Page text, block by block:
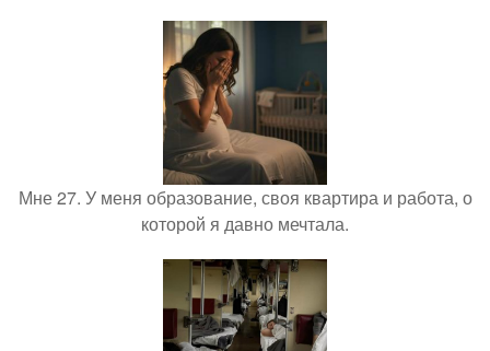
Мне 27. У меня образование, своя квартира и работа, о
которой я давно мечтала.